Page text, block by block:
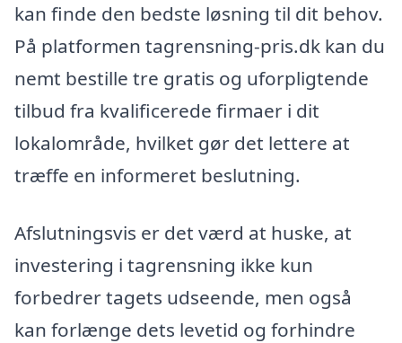
kan finde den bedste løsning til dit behov.
På platformen tagrensning-pris.dk kan du
nemt bestille tre gratis og uforpligtende
tilbud fra kvalificerede firmaer i dit
lokalområde, hvilket gør det lettere at
træffe en informeret beslutning.
Afslutningsvis er det værd at huske, at
investering i tagrensning ikke kun
forbedrer tagets udseende, men også
kan forlænge dets levetid og forhindre